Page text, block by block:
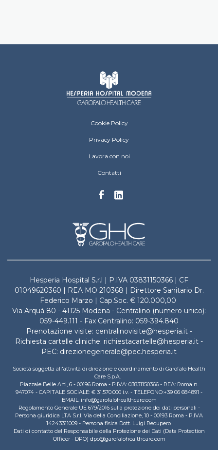
Hesperia Hospital Footer menu
Cookie Policy
Privacy Policy
Lavora con noi
Contatti
Hesperia Hospital S.r.l | P.IVA 03831150366 | CF
01049620360 | REA MO 210368 | Direttore Sanitario Dr.
Federico Marzo | Cap.Soc. € 120.000,00
Via Arquà 80 - 41125 Modena - Centralino (numero unico):
059-449.111 - Fax Centralino: 059-394.840
Prenotazione visite: centralinovisite@hesperia.it -
Richiesta cartelle cliniche: richiestacartelle@hesperia.it -
PEC: direzionegenerale@pec.hesperia.it
Società soggetta all'attività di direzione e coordinamento di Garofalo Health
Care S.p.A.
Piazzale Belle Arti, 6 - 00196 Roma - P.IVA: 03831150366 - REA: Roma n.
947074 - CAPITALE SOCIALE: € 31.570.000 i.v. - TELEFONO:+39 06 684891 -
EMAIL: info@garofalohealthcare.com
Regolamento Generale UE 679/2016 sulla protezione dei dati personali -
Persona giuridica LTA S.r.l. Via della Conciliazione, 10 - 00193 Roma - P.IVA
14243311009 - Persona fisica Dott. Luigi Recupero
Dati di contatto del Responsabile della Protezione dei Dati (Data Protection
Officer - DPO) dpo@garofalohealthcare.com